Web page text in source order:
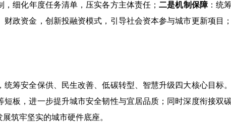
，细化年度任务清单，压实各方主体责任；二是机制保障：统
财政资金，创新投融资模式，引导社会资本参与城市更新项目；
筹安全保供、民生改善、低碳转型、智慧升级四大核心目标
板，进一步提升城市安全韧性与宜居品质；同时深度衔接双
筑牢坚实的城市硬件底座。